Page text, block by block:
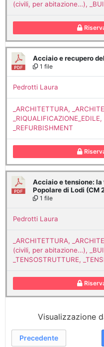
(civili, per abitazione…),
Acciaio e recupero
1 file
Pedrotti Laura
_ARCHITETTURA,
_RIQUALIFICAZIONE_EDILE,
_REFURBISHMENT
Acciaio e tensione:
Popolare di Lodi (CM
1 file
Pedrotti Laura
_ARCHITETTURA,
(civili, per abitazione…),
_TENSOSTRUTTURE,
Visualizzazione
Precedente